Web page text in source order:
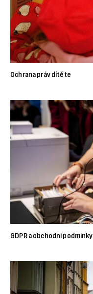
Ochrana práv dítěte
GDPR a obchodní podmínky